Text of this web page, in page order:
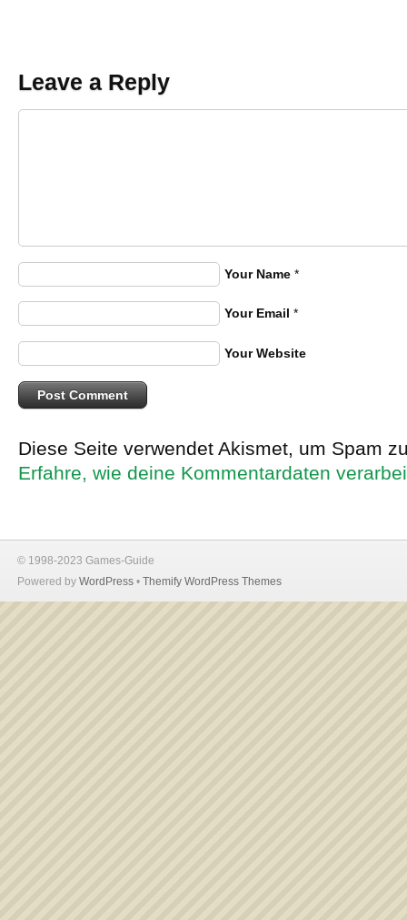
Leave a Reply
Your Name *
Your Email *
Your Website
Diese Seite verwendet Akismet, um Spam
Erfahre, wie deine Kommentardaten
© 1998-2023 Games-Guide
Powered by WordPress • Themify WordPress Themes